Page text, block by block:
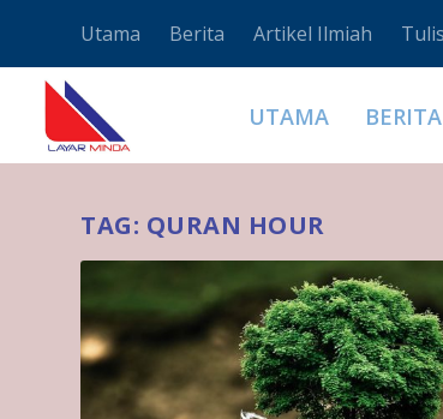
Utama Berita Artikel Ilmiah
UTAMA BERITA
TAG: QURAN HOUR